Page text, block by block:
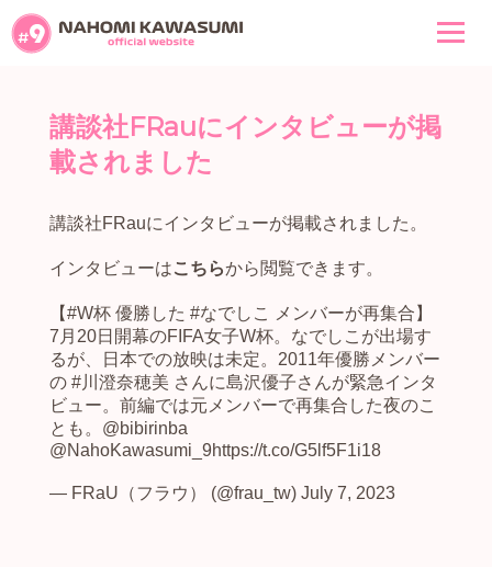
講談社FRauにインタビューが掲
載されました
講談社FRauにインタビューが掲載されました。
インタビューはこちらから閲覧できます。
【#W杯優勝した #なでしこ
メンバーが再集合】
7月20日開幕のFIFA女子W杯。なでしこが出場す
るが、日本での放映は未定。2011年優勝メンバー
の #川澄奈穂美 さんに島沢優子さんが緊急インタ
ビュー。前編では元メンバーで再集合した夜のこ
とも。 @bibirinba
@NahoKawasumi_9https://t.co/G5lf5F1i18
— FRaU（フラウ） (@frau_tw) July 7, 2023